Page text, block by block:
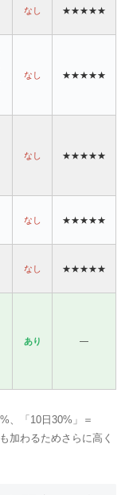
なし ★★★★★
なし ★★★★★
なし ★★★★★
なし ★★★★★
なし ★★★★★
あり —
、「10日30%」＝
加わるためさらに高く